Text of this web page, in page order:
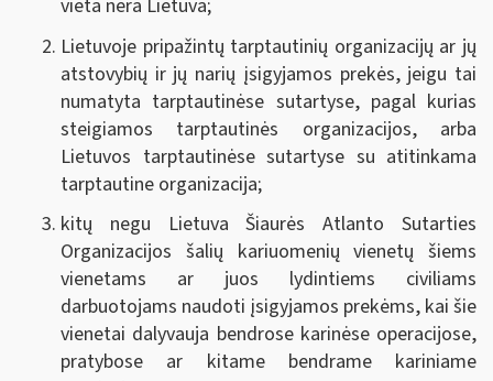
vieta nėra Lietuva;
Lietuvoje pripažintų tarptautinių organizacijų ar jų
atstovybių ir jų narių įsigyjamos prekės, jeigu tai
numatyta tarptautinėse sutartyse, pagal kurias
steigiamos tarptautinės organizacijos, arba
Lietuvos tarptautinėse sutartyse su atitinkama
tarptautine organizacija;
kitų negu Lietuva Šiaurės Atlanto Sutarties
Organizacijos šalių kariuomenių vienetų šiems
vienetams ar juos lydintiems civiliams
darbuotojams naudoti įsigyjamos prekėms, kai šie
vienetai dalyvauja bendrose karinėse operacijose,
pratybose ar kitame bendrame kariniame